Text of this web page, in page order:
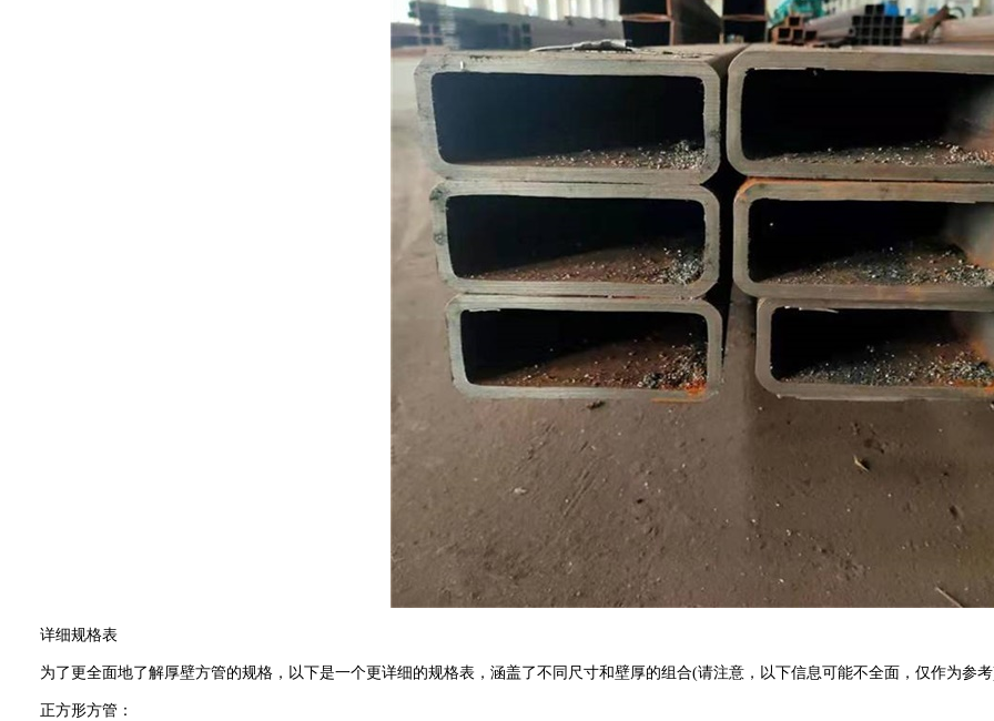
详细规格表
为了更全面地了解厚壁方管的规格，以下是一个更详细的规格表，涵盖了不同尺寸和壁厚的组合(请注意，以下信息可能不全面，仅作为参
正方形方管：